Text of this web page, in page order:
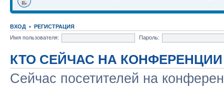
ВХОД • РЕГИСТРАЦИЯ
Имя пользователя:
Пароль:
КТО СЕЙЧАС НА КОНФЕРЕНЦИИ
Сейчас посетителей на